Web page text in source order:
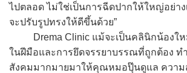
ไปตลอด ไม่ใช่เป็นการฉีดปากให้ใหญ่อย่า
จะปรับรูปทรงให้ดีขึ้นด้วย”
Drema Clinic แม้จะเป็นคลินิกน้องให
ในฝีมือและการยึดจรรยาบรรณที่ถูกต้อง ท
สังคมมากมายมาให้คุณหมอปุ๊นดูแล ควา